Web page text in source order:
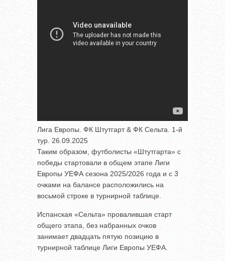
Лига Европы. ФК Штутгарт & ФК Сельта. 1-й
тур. 26.09.2025
Таким образом, футболисты «Штутгарта» с
победы стартовали в общем этапе Лиги
Европы УЕФА сезона 2025/2026 года и с 3
очками на балансе расположились на
восьмой строке в турнирной таблице.
Испанская «Сельта» провалившая старт
общего этапа, без набранных очков
занимает двадцать пятую позицию в
турнирной таблице Лиги Европы УЕФА.